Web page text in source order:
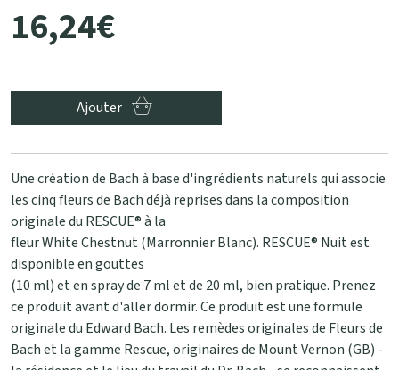
16,24€
Ajouter
Une création de Bach à base d'ingrédients naturels qui associe
les cinq fleurs de Bach déjà reprises dans la composition
originale du RESCUE® à la
fleur White Chestnut (Marronnier Blanc). RESCUE® Nuit est
disponible en gouttes
(10 ml) et en spray de 7 ml et de 20 ml, bien pratique. Prenez
ce produit avant d'aller dormir. Ce produit est une formule
originale du Edward Bach. Les remèdes originales de Fleurs de
Bach et la gamme Rescue, originaires de Mount Vernon (GB) -